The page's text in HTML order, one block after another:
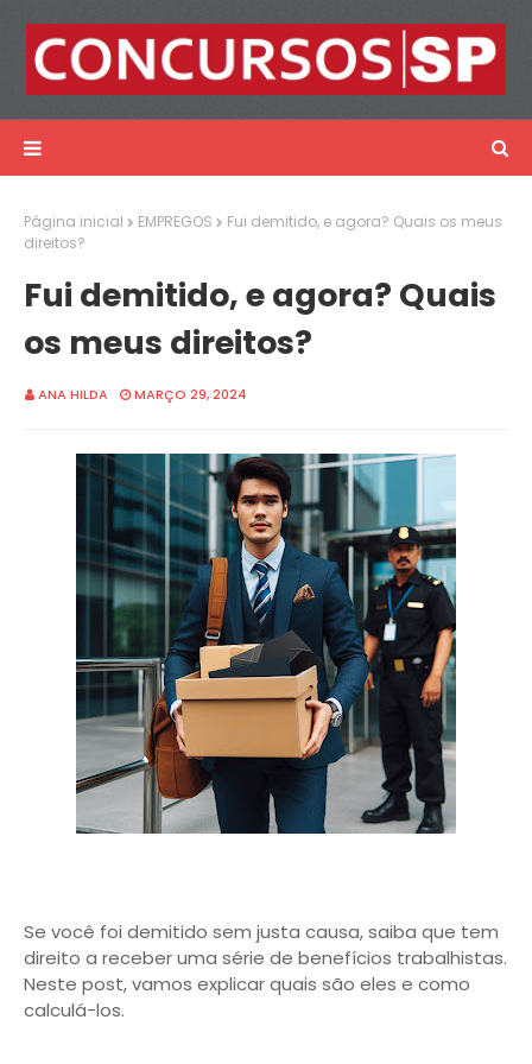
Página inicial EMPREGOS
Fui demitido, e agora? Quais os meus
direitos?
Fui demitido, e agora? Quais
os meus direitos?
ANA HILDA MARÇO 29, 2024
Se você foi demitido sem justa causa, saiba que tem
direito a receber uma série de benefícios trabalhistas.
Neste post, vamos explicar quais são eles e como
calculá-los.